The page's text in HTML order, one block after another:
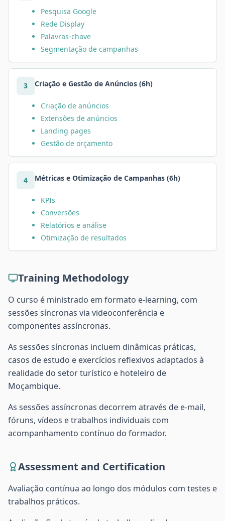
Pesquisa Google
Rede Display
Palavras-chave
Segmentação de campanhas
3 Criação e Gestão de Anúncios (6h)
Criação de anúncios
Extensões de anúncios
Landing pages
Gestão de orçamento
4 Métricas e Otimização de Campanhas (6h)
KPIs
Conversões
Relatórios e análise
Otimização de resultados
Training Methodology
O curso é ministrado em formato e-learning, com
sessões síncronas via videoconferência e
componentes assíncronas.
As sessões síncronas incluem dinâmicas práticas,
casos de estudo e exercícios reflexivos adaptados à
realidade do setor turístico e hoteleiro de
Moçambique.
As sessões assíncronas decorrem através de e-mail,
fóruns, vídeos e trabalhos individuais com
acompanhamento contínuo do formador.
Assessment and Certification
Avaliação contínua ao longo dos módulos com testes e
trabalhos práticos.